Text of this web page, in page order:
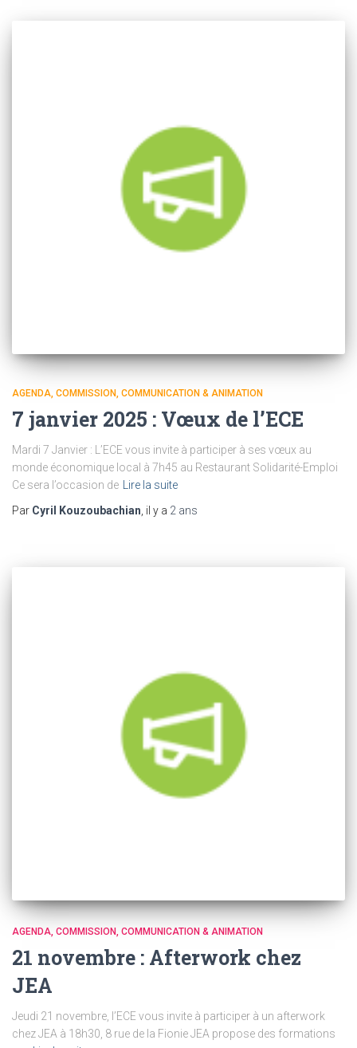
AGENDA COMMISSION COMMUNICATION & ANIMATION
7 janvier 2025 : Vœux de l’ECE
Mardi 7 Janvier : L’ECE vous invite à participer à ses vœux au
monde économique local à 7h45 au Restaurant Solidarité-Emploi
Ce sera l’occasion de Lire la suite
Par Cyril Kouzoubachian , il y a 2 ans
AGENDA COMMISSION COMMUNICATION & ANIMATION
21 novembre : Afterwork chez
JEA
Jeudi 21 novembre, l’ECE vous invite à participer à un afterwork
chez JEA à 18h30, 8 rue de la Fionie JEA propose des formations